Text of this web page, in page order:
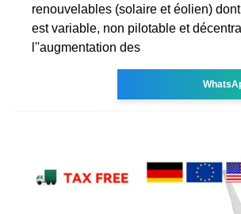
renouvelables (solaire et éolien)
est variable, non pilotable et
l''augmentation des